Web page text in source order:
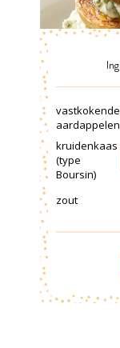
vastkokende
aardappelen
kruidenkaas
(type
Boursin)
zout